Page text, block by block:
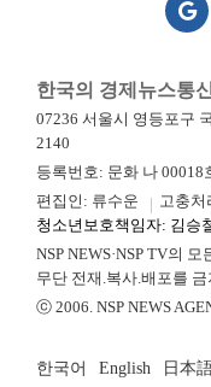
한국의 경제뉴스통
07236 서울시 영등포구
2140
등록번호: 문화 나 00018
편집인: 류수운
고충처
청소년보호책임자: 김승
NSP NEWS·NSP TV의
무단 전재.복사.배포를
ⓒ 2006. NSP NEWS
한국어 English 日本